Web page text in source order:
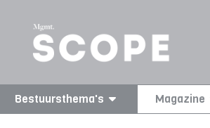
Bestuursthema's Magazine